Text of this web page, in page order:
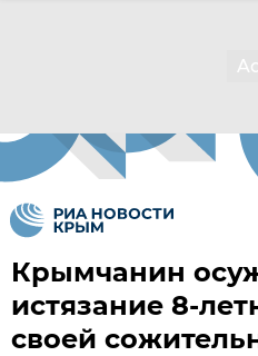
Крымчанин
истязание 8-
своей